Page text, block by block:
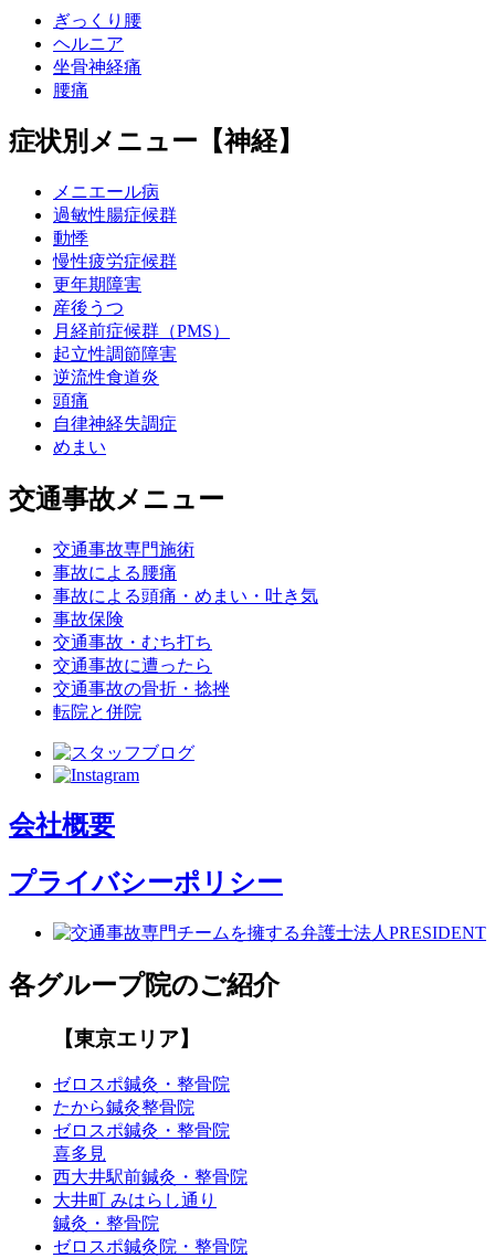
ぎっくり腰
ヘルニア
坐骨神経痛
腰痛
症状別メニュー【神経】
メニエール病
過敏性腸症候群
動悸
慢性疲労症候群
更年期障害
産後うつ
月経前症候群（PMS）
起立性調節障害
逆流性食道炎
頭痛
自律神経失調症
めまい
交通事故メニュー
交通事故専門施術
事故による腰痛
事故による頭痛・めまい・吐き気
事故保険
交通事故・むち打ち
交通事故に遭ったら
交通事故の骨折・捻挫
転院と併院
会社概要
プライバシーポリシー
各グループ院のご紹介
【東京エリア】
ゼロスポ鍼灸・整骨院
たから鍼灸整骨院
ゼロスポ鍼灸・整骨院
喜多見
西大井駅前鍼灸・整骨院
大井町 みはらし通り
鍼灸・整骨院
ゼロスポ鍼灸院・整骨院